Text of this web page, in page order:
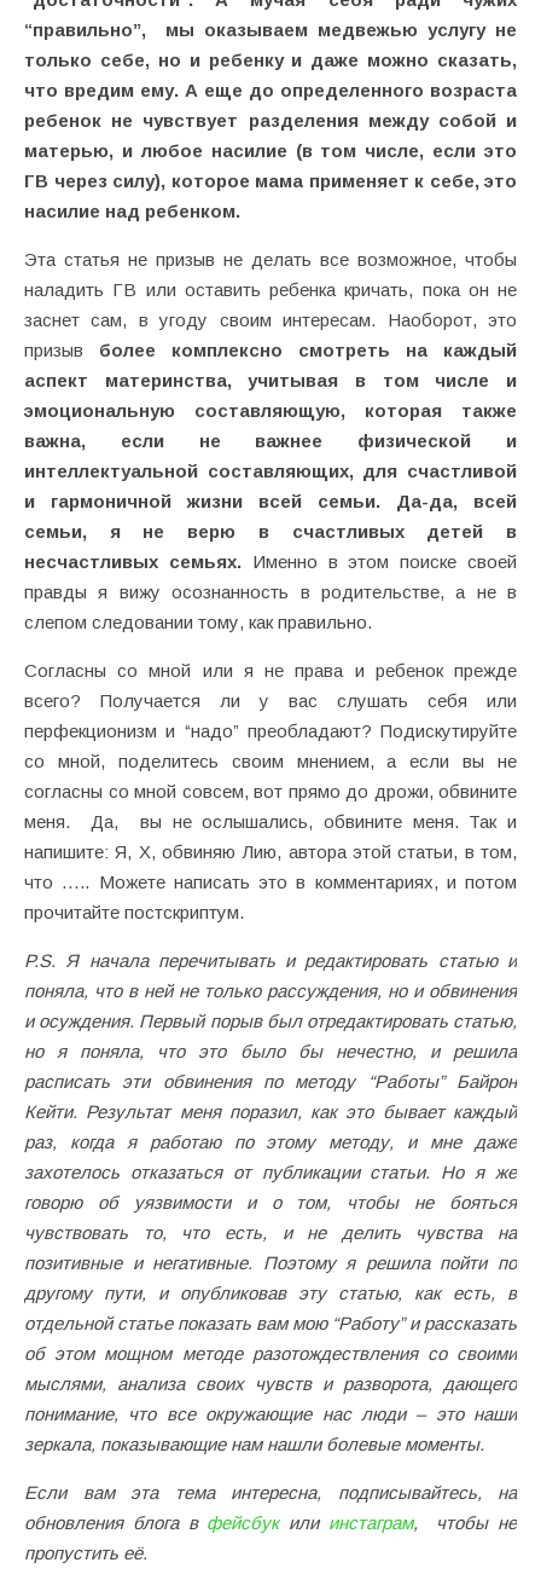
“правильно”, мы оказываем медвежью услугу не
только себе, но и ребенку и даже можно сказать,
что вредим ему. А еще до определенного возраста
ребенок не чувствует разделения между собой и
матерью, и любое насилие (в том числе, если это
ГВ через силу), которое мама применяет к себе, это
насилие над ребенком.
Эта статья не призыв не делать все возможное, чтобы
наладить ГВ или оставить ребенка кричать, пока он не
заснет сам, в угоду своим интересам. Наоборот, это
призыв более комплексно смотреть на каждый
аспект материнства, учитывая в том числе и
эмоциональную составляющую, которая также
важна, если не важнее физической и
интеллектуальной составляющих, для счастливой
и гармоничной жизни всей семьи. Да-да, всей
семьи, я не верю в счастливых детей в
несчастливых семьях.Именно в этом поиске своей
правды я вижу осознанность в родительстве, а не в
слепом следовании тому, как правильно.
Согласны со мной или я не права и ребенок прежде
всего? Получается ли у вас слушать себя или
перфекционизм и “надо” преобладают? Подискутируйте
со мной, поделитесь своим мнением, а если вы не
согласны со мной совсем, вот прямо до дрожи, обвините
меня. Да, вы не ослышались, обвините меня. Так и
напишите: Я, X, обвиняю Лию, автора этой статьи, в том,
что ….. Можете написать это в комментариях, и потом
прочитайте постскриптум.
P.S. Я начала перечитывать и редактировать статью и
поняла, что в ней не только рассуждения, но и обвинения
и осуждения. Первый порыв был отредактировать статью,
но я поняла, что это было бы нечестно, и решила
расписать эти обвинения по методу “Работы” Байрон
Кейти. Результат меня поразил, как это бывает каждый
раз, когда я работаю по этому методу, и мне даже
захотелось отказаться от публикации статьи. Но я же
говорю об уязвимости и о том, чтобы не бояться
чувствовать то, что есть, и не делить чувства на
позитивные и негативные. Поэтому я решила пойти по
другому пути, и опубликовав эту статью, как есть, в
отдельной статье показать вам мою “Работу” и рассказать
об этом мощном методе разотождествления со своими
мыслями, анализа своих чувств и разворота, дающего
понимание, что все окружающие нас люди – это наши
зеркала, показывающие нам нашли болевые моменты.
Если вам эта тема интересна, подписывайтесь, на
обновления блога в фейсбукили инстаграм, чтобы не
пропустить её.